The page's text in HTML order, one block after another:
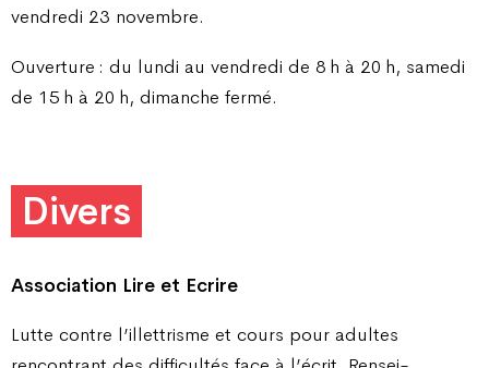
vendredi 23 novembre.
Ouverture : du lundi au vendredi de 8 h à 20 h, samedi
de 15 h à 20 h, dimanche fermé.
Divers
Association Lire et Ecrire
Lutte contre l’illettrisme et cours pour adultes